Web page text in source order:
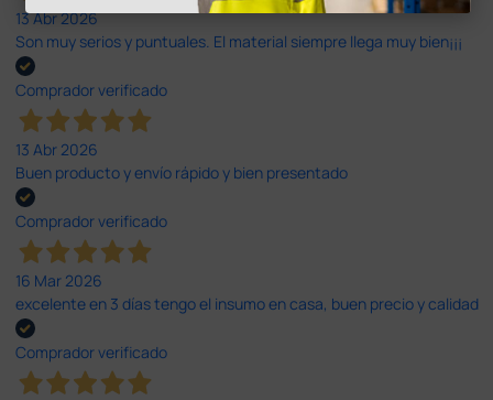
13 Abr 2026
Son muy serios y puntuales. El material siempre llega muy bien¡¡¡
Comprador verificado
13 Abr 2026
Buen producto y envío rápido y bien presentado
Comprador verificado
16 Mar 2026
excelente en 3 días tengo el insumo en casa, buen precio y calidad
Comprador verificado